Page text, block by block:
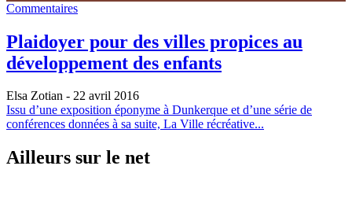
Commentaires
Plaidoyer pour des villes propices au
développement des enfants
Elsa Zotian - 22 avril 2016
Issu d’une exposition éponyme à Dunkerque et d’une série de
conférences données à sa suite, La Ville récréative...
Ailleurs sur le net